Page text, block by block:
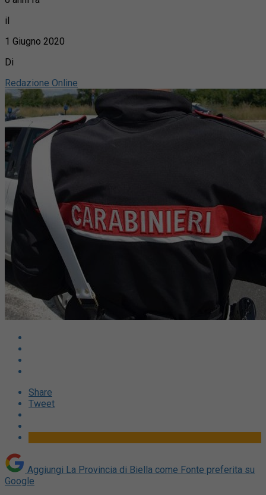
il
1 Giugno 2020
Di
Redazione Online
Share
Tweet
Aggiungi La Provincia di Biella come Fonte preferita su
Google